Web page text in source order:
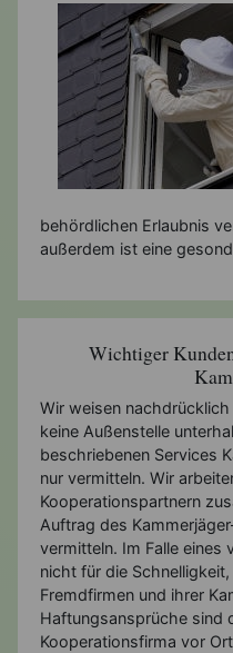
behördlichen Erlaubnis
außerdem ist eine
Wichtiger
Wir weisen
keine Außenstelle
beschriebenen Services
nur vermitteln. Wir
Kooperationspartnern
Auftrag des
vermitteln. Im Falle eines
nicht für die
Fremdfirmen und ihrer
Haftungsansprüche sind
Kooperationsfirma vor